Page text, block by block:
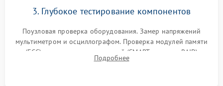
3. Глубокое тестирование компонентов
Поузловая проверка оборудования. Замер напряжений
мультиметром и осциллографом. Проверка модулей памяти
(ECC) и состояния накопителей (SMART, массивы RAID)
специализированными диагностическими утилитами.
Подробнее